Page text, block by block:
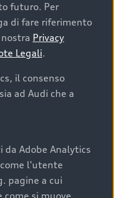
di
prima di
e all'aspetto,
corrisponde a
a una maggiore
futuro. Per
di fare riferimento
Privacy
Legali.
il consenso
ad Audi che a
da Adobe Analytics
l'utente
pagine a cui